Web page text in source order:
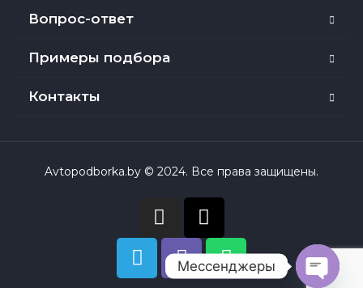
Вопрос-ответ
Примеры подбора
Контакты
Avtopodborka.by © 2024. Все права защищены.
Мессенджеры